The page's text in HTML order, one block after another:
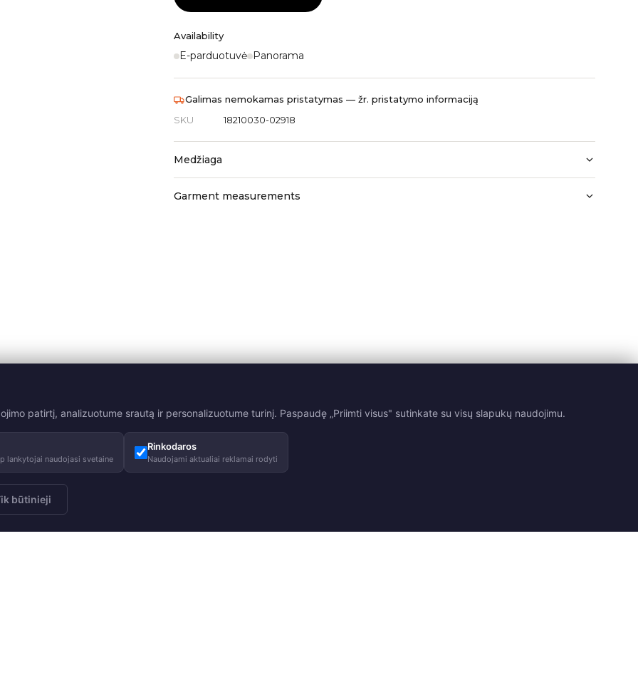
Availability
E-parduotuvė Panorama
Galimas nemokamas pristatymas — žr. pristatymo informaciją
SKU
18210030-02918
Medžiaga
Garment measurements
patirtį, analizuotume srautą ir personalizuotume turinį. Paspaudę „Priimti visus" sutinkate su visų slapukų naudojimu.
lankytojai naudojasi svetaine
Rinkodaros
Naudojami aktualiai reklamai rodyti
būtinieji